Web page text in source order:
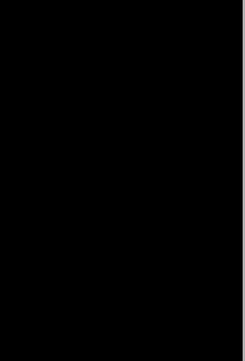
que no
guión siempre hay
que se dan
escenas
al borde